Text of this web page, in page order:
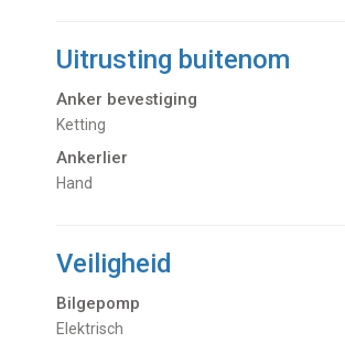
Uitrusting buitenom
Anker bevestiging
Ketting
Ankerlier
Hand
Veiligheid
Bilgepomp
Elektrisch